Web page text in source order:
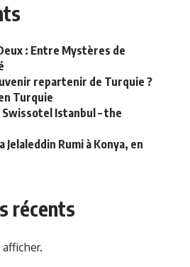
: Entre Mystères de
repartenir de Turquie ?
Turquie
Istanbul – the
Jelaleddin Rumi à Konya, en
récents